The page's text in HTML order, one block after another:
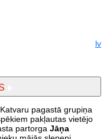
lv
pagastā grupiņa
pakļautas vietējo
partorga Jāņa